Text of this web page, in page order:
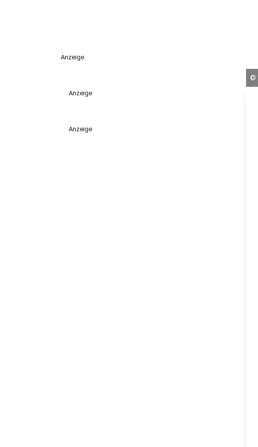
Anzeige
Anzeige
Anzeige
©